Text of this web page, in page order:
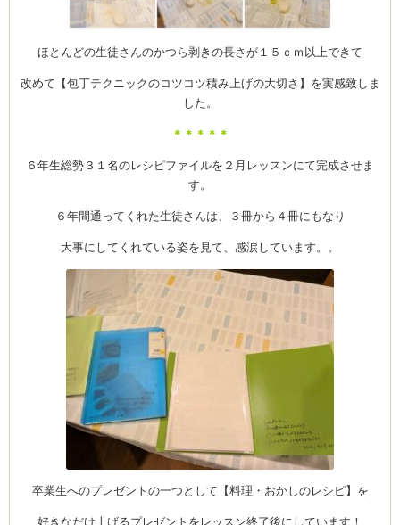
ほとんどの生徒さんのかつら剥きの長さが１５ｃｍ以上できて
改めて【包丁テクニックのコツコツ積み上げの大切さ】を実感致しま
した。
＊＊＊＊＊
６年生総勢３１名のレシピファイルを２月レッスンにて完成させま
す。
６年間通ってくれた生徒さんは、３冊から４冊にもなり
大事にしてくれている姿を見て、感涙しています。。
卒業生へのプレゼントの一つとして【料理・おかしのレシピ】を
好きなだけ上げるプレゼントをレッスン終了後にしています！